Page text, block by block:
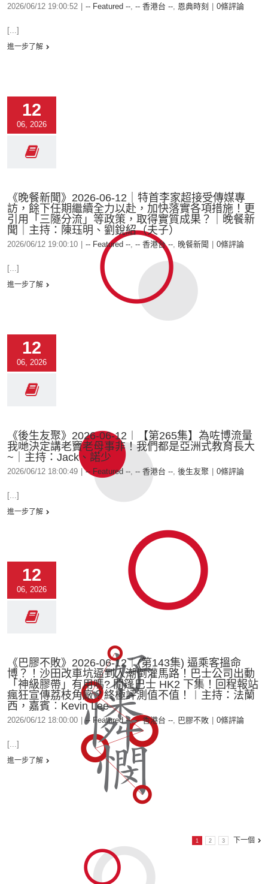
2026/06/12 19:00:52 -- Featured --, -- 香港台 --, 恩典時刻 0條評論
[...]
進一步了解
12
06, 2026
《晚餐新聞》2026-06-12｜特首李家超接受傳媒專
訪，餘下任期繼續全力以赴，加快落實各項措施！更
引用「三隧分流」等政策，取得實質成果？｜晚餐新
聞｜主持：陳珏明、劉銳紹（夫子）
2026/06/12 19:00:10 -- Featured --, -- 香港台 --, 晚餐新聞 0條評論
[...]
進一步了解
12
06, 2026
《後生友聚》2026-06-12︱【第265集】為咗博流量
我哋決定講老竇老母事非！我們都是亞洲式教育長大
~｜主持：Jack、諾少
2026/06/12 18:00:49 -- Featured --, -- 香港台 --, 後生友聚 0條評論
[...]
進一步了解
12
06, 2026
《巴膠不敗》2026-06-12︱(第143集) 逼乘客搵命
博？！沙田改車坑逼到人潮倒灌馬路！巴士公司出動
「神級膠帶」有用嗎? 開篷巴士 HK2 下集！回程報站
瘋狂宣傳荔枝角廠？終極評測值不值！︱主持：法蘭
西，嘉賓︰Kevin Lee
2026/06/12 18:00:00 -- Featured --,-- 香港台 --, 巴膠不敗 0條評論
[...]
進一步了解
1 2 3 下一個